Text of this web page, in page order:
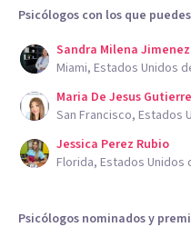
Psicólogos con los que
Sandra Milena
Miami, Estados Unidos
Maria De Jesus
San Francisco, Estados
Jessica Perez Rubio
Florida, Estados Unidos
Psicólogos nominados y